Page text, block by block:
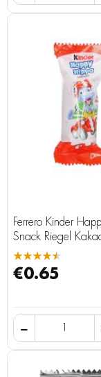
Ferrero Kinder
Snack Riegel
★★★★★
€0.65